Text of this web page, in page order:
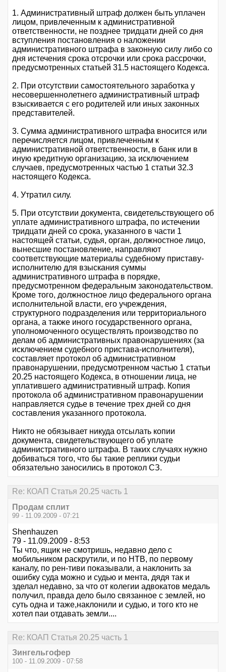
1. Административный штраф должен быть уплачен
лицом, привлеченным к административной
ответственности, не позднее тридцати дней со дня
вступления постановления о наложении
административного штрафа в законную силу либо со
дня истечения срока отсрочки или срока рассрочки,
предусмотренных статьей 31.5 настоящего Кодекса.
2. При отсутствии самостоятельного заработка у
несовершеннолетнего административный штраф
взыскивается с его родителей или иных законных
представителей.
3. Сумма административного штрафа вносится или
перечисляется лицом, привлеченным к
административной ответственности, в банк или в
иную кредитную организацию, за исключением
случаев, предусмотренных частью 1 статьи 32.3
настоящего Кодекса.
4. Утратил силу.
5. При отсутствии документа, свидетельствующего об
уплате административного штрафа, по истечении
тридцати дней со срока, указанного в части 1
настоящей статьи, судья, орган, должностное лицо,
вынесшие постановление, направляют
соответствующие материалы судебному приставу-
исполнителю для взыскания суммы
административного штрафа в порядке,
предусмотренном федеральным законодательством.
Кроме того, должностное лицо федерального органа
исполнительной власти, его учреждения,
структурного подразделения или территориального
органа, а также иного государственного органа,
уполномоченного осуществлять производство по
делам об административных правонарушениях (за
исключением судебного пристава-исполнителя),
составляет протокол об административном
правонарушении, предусмотренном частью 1 статьи
20.25 настоящего Кодекса, в отношении лица, не
уплатившего административный штраф. Копия
протокола об административном правонарушении
направляется судье в течение трех дней со дня
составления указанного протокола.
Никто не обязывает никуда отсылать копии
документа, свидетельствующего об уплате
административного штрафа. В таких случаях нужно
добиваться того, что бы такие реплики судьи
обязательно заносились в протокол СЗ.
Re: КОАП Статья 20.25 часть 1
Продам сплит
99 - 11.09.2009 - 07:21
Shenhauzen
79 - 11.09.2009 - 8:53
Ты что, ящик не смотришь, недавно дело с
мобильником раскрутили, и по НТВ, по первому
каналу, по рен-тиви показывали, а наклонить за
ошибку суда можно и судью и мента, дядя так и
зделал недавно, за что от колегии адвокатов медаль
получил, правда дело было связанное с землей, но
суть одна и таже,наклонили и судью, и того кто не
хотел паи отдавать земли....
Re: КОАП Статья 20.25 часть 1
Зингельгофер
100 - 11.09.2009 - 07:58